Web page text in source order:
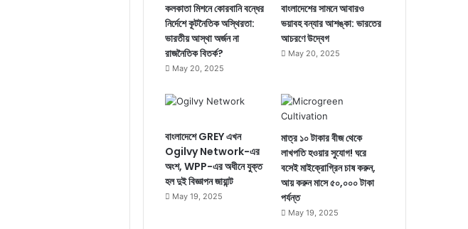
কলকাতা মিশনে কোরবানি বন্ধের
নির্দেশে কূটনৈতিক অস্থিরতা:
ভারতীয় আস্থা অর্জন না
রাজনৈতিক বিতর্ক?
May 20, 2025
বাংলাদেশের সামনে আবারও
ভয়াবহ বন্যার আশঙ্কা: ভারতের
আচরণে উদ্বেগ
May 20, 2025
বাংলাদেশে GREY এখন
Ogilvy Network-এর
অংশ, WPP-এর অধীনে যুক্ত
হল দুই বিজ্ঞাপন জায়ান্ট
May 19, 2025
মাত্র ১০ টাকার বীজ থেকে
লাখপতি হওয়ার সুযোগ! ঘরে
বসেই মাইক্রোগ্রিন চাষ করুন,
আয় করুন মাসে ৫০,০০০ টাকা
পর্যন্ত
May 19, 2025